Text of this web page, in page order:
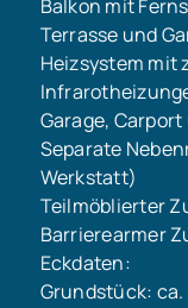
Balkon mit
Terrasse und
Heizsystem mit
Garage,
Separate
Werkstatt)
Teilmöblierter
Barrierearmer
Eckdaten:
Grundstück: ca.